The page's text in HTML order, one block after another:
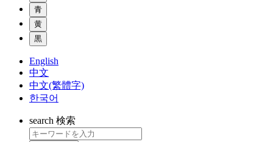
青
黄
黒
English
中文
中文(繁體字)
한국어
search 検索